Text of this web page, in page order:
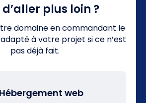
d’aller plus loin ?
domaine en commandant le
à votre projet si ce n’est
pas déjà fait.
web